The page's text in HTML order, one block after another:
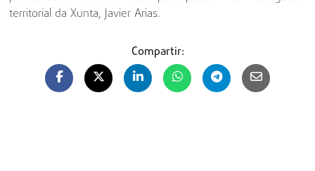
territorial da Xunta, Javier Arias.
Compartir: